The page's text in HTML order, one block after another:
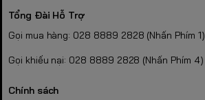
Tổng Đài Hỗ Trợ
Gọi mua hàng: 028 8889 2828 (Nhấn Phím 1)
Gọi khiếu nại: 028 8889 2828 (Nhấn Phím 4)
Chính sách